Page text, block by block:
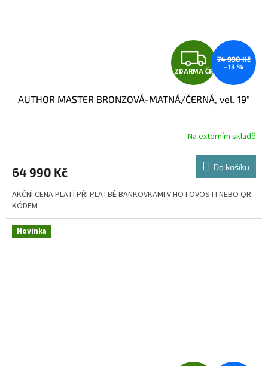
Z
D
A
R
M
A
ZDARMA ČR
74 990 Kč
–13 %
AUTHOR MASTER BRONZOVÁ-MATNÁ/ČERNÁ, vel. 19"
Na externím skladě
64 990 Kč Do košíku
AKČNÍ CENA PLATÍ PŘI PLATBĚ BANKOVKAMI V HOTOVOSTI NEBO QR
KÓDEM
Novinka